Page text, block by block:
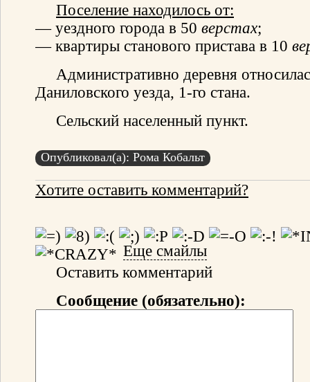
Поселение находилось от:
— уездного города в 50 верстах;
— квартиры станового пристава в 10
Административно деревня
Даниловского уезда, 1-го стана.
Сельский населенный пункт.
Опубликовал(а): Рома Кобальт
Хотите оставить комментарий?
Еще смайлы
Оставить комментарий
Сообщение (обязательно):